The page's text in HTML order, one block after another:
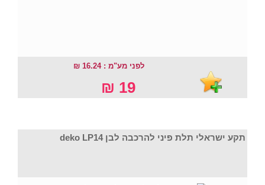
לפני מע"מ : 16.24 ₪
19 ₪
תקע ישראלי תלת פיני להרכבה לבן deko LP14